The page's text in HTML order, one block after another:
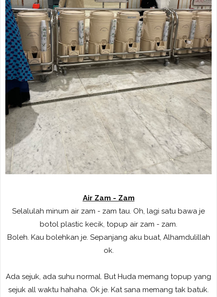
Air Zam - Zam
Selalulah minum air zam - zam tau. Oh, lagi satu bawa je
botol plastic kecik, topup air zam - zam.
Boleh. Kau bolehkan je. Sepanjang aku buat, Alhamdulillah
ok.
Ada sejuk, ada suhu normal. But Huda memang topup yang
sejuk all waktu hahaha. Ok je. Kat sana memang tak batuk.